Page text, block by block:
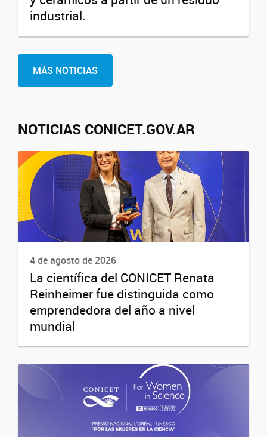
industrial.
MÁS NOTICIAS
NOTICIAS CONICET.GOV.AR
4 de agosto de 2026
La científica del CONICET Renata
Reinheimer fue distinguida como
emprendedora del año a nivel
mundial